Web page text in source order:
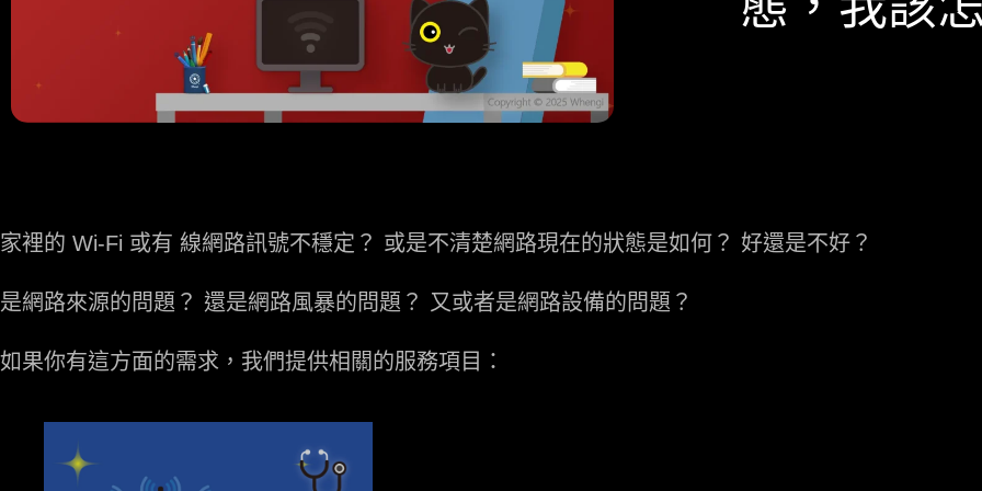
家裡的 Wi-Fi 或有 線網路訊號不穩定？ 或是不清楚網路現在的狀態是如何？ 好還是不好？
是網路來源的問題？ 還是網路風暴的問題？ 又或者是網路設備的問題？
如果你有這方面的需求，我們提供相關的服務項目：